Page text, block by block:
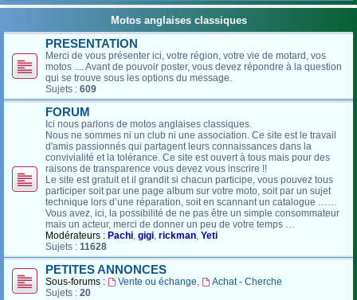
Motos anglaises classiques
PRESENTATION
Merci de vous présenter ici, votre région, votre vie de motard, vos
motos .... Avant de pouvoir poster, vous devez répondre à la question
qui se trouve sous les options du message.
Sujets : 609
FORUM
Ici nous parlons de motos anglaises classiques.
Nous ne sommes ni un club ni une association. Ce site est le travail
d'amis passionnés qui partagent leurs connaissances dans la
convivialité et la tolérance. Ce site est ouvert à tous mais pour des
raisons de transparence vous devez vous inscrire !!
Le site est gratuit et il grandit si chacun participe, vous pouvez tous
participer soit par une page album sur votre moto, soit par un sujet
technique lors d’une réparation, soit en scannant un catalogue ……
Vous avez, ici, la possibilité de ne pas être un simple consommateur
mais un acteur, merci de donner un peu de votre temps …
Modérateurs : Pachi, gigi, rickman, Yeti
Sujets : 11628
PETITES ANNONCES
Sous-forums : Vente ou échange,
Achat - Cherche
Sujets : 20